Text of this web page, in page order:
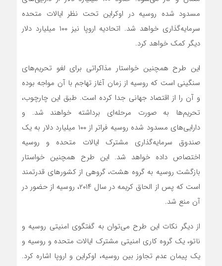
مسدود شده روسیه در اوکراین تحت نظر ایالات متحده
سرمایه‌گذاری خواهد شد. اتحادیه اروپا نیز ۱۰۰ میلیارد دلار
دیگر کمک خواهد کرد.
این طرح همچنین خواستار مذاکراتی برای لغو تحریم‌های
سنگینی است که روسیه از زمان آغاز تهاجم با آن مواجه بوده
و آن را از اقتصاد جهانی جدا کرده است. طبق این چارچوب،
تحریم‌ها به صورت مرحله‌ای برداشته خواهند شد. و
دارایی‌های مسدود شده روسیه فراتر از ۱۰۰ میلیارد دلار به یک
صندوق سرمایه‌گذاری مشترک ایالات متحده و روسیه
اختصاص داده خواهد شد. این طرح همچنین خواستار
بازگشت روسیه به گروه هشت، گروهی از کشورهای قدرتمند
است که پس از الحاق کریمه در سال ۲۰۱۴، روسیه از حضور در
آن منع شد.
از دیگر نکات این طرح می‌توان به گفتگوی امنیتی روسیه و
ناتو، یک گروه کاری امنیتی مشترک ایالات متحده و روسیه و
یک پیمان عدم تجاوز بین روسیه، اوکراین و اروپا اشاره کرد.